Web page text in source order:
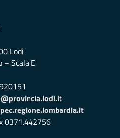
Lodi
– Scala E
0371.442756